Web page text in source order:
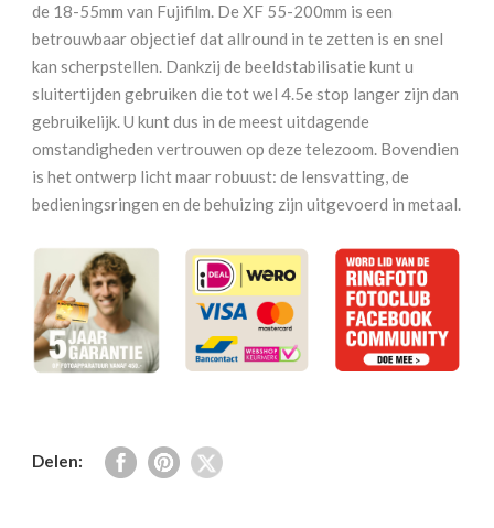
R
LM
OIS
aantal
de 18-55mm van Fujifilm. De XF 55-200mm is een
betrouwbaar objectief dat allround in te zetten is en snel
kan scherpstellen. Dankzij de beeldstabilisatie kunt u
sluitertijden gebruiken die tot wel 4.5e stop langer zijn dan
gebruikelijk. U kunt dus in de meest uitdagende
omstandigheden vertrouwen op deze telezoom. Bovendien
is het ontwerp licht maar robuust: de lensvatting, de
bedieningsringen en de behuizing zijn uitgevoerd in metaal.
Delen: